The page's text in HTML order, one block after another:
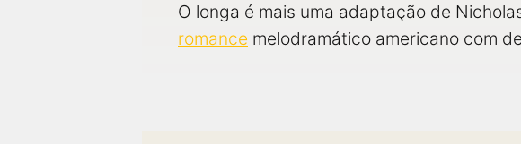
O longa é mais uma adaptação de
romance melodramático americano com